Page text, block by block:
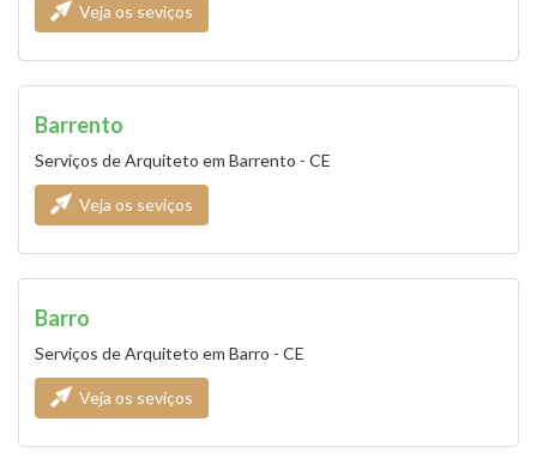
Veja os seviços
Barrento
Serviços de Arquiteto em Barrento - CE
Veja os seviços
Barro
Serviços de Arquiteto em Barro - CE
Veja os seviços